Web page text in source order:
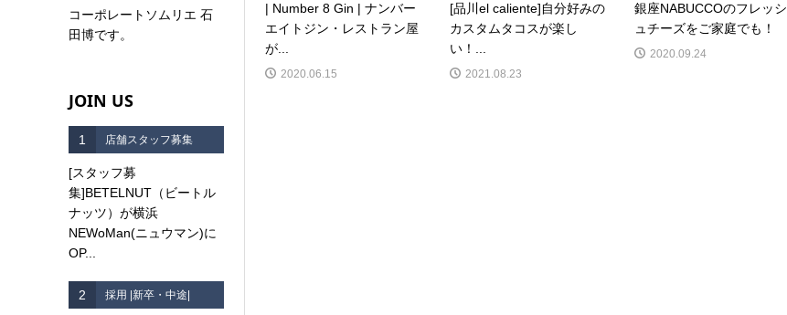
| Number 8 Gin | ナンバー
エイトジン・レストラン屋
が...
2020.06.15
[品川el caliente]自分好みの
カスタムタコスが楽し
い！...
2021.08.23
銀座NABUCCOのフレッシ
ュチーズをご家庭でも！
2020.09.24
コーポレートソムリエ 石
田博です。
JOIN US
1 店舗スタッフ募集
[スタッフ募
集]BETELNUT（ビートル
ナッツ）が横浜
NEWoMan(ニュウマン)に
OP...
2 採用 |新卒・中途|